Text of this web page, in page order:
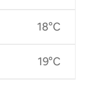
18°C
19°C